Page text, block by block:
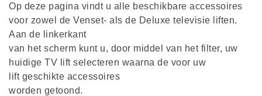
Op deze pagina vindt u alle beschikbare accessoires
voor zowel de Venset- als de Deluxe televisie liften.
Aan de linkerkant
van het scherm kunt u, door middel van het filter, uw
huidige TV lift selecteren waarna de voor uw
lift geschikte accessoires
worden getoond.